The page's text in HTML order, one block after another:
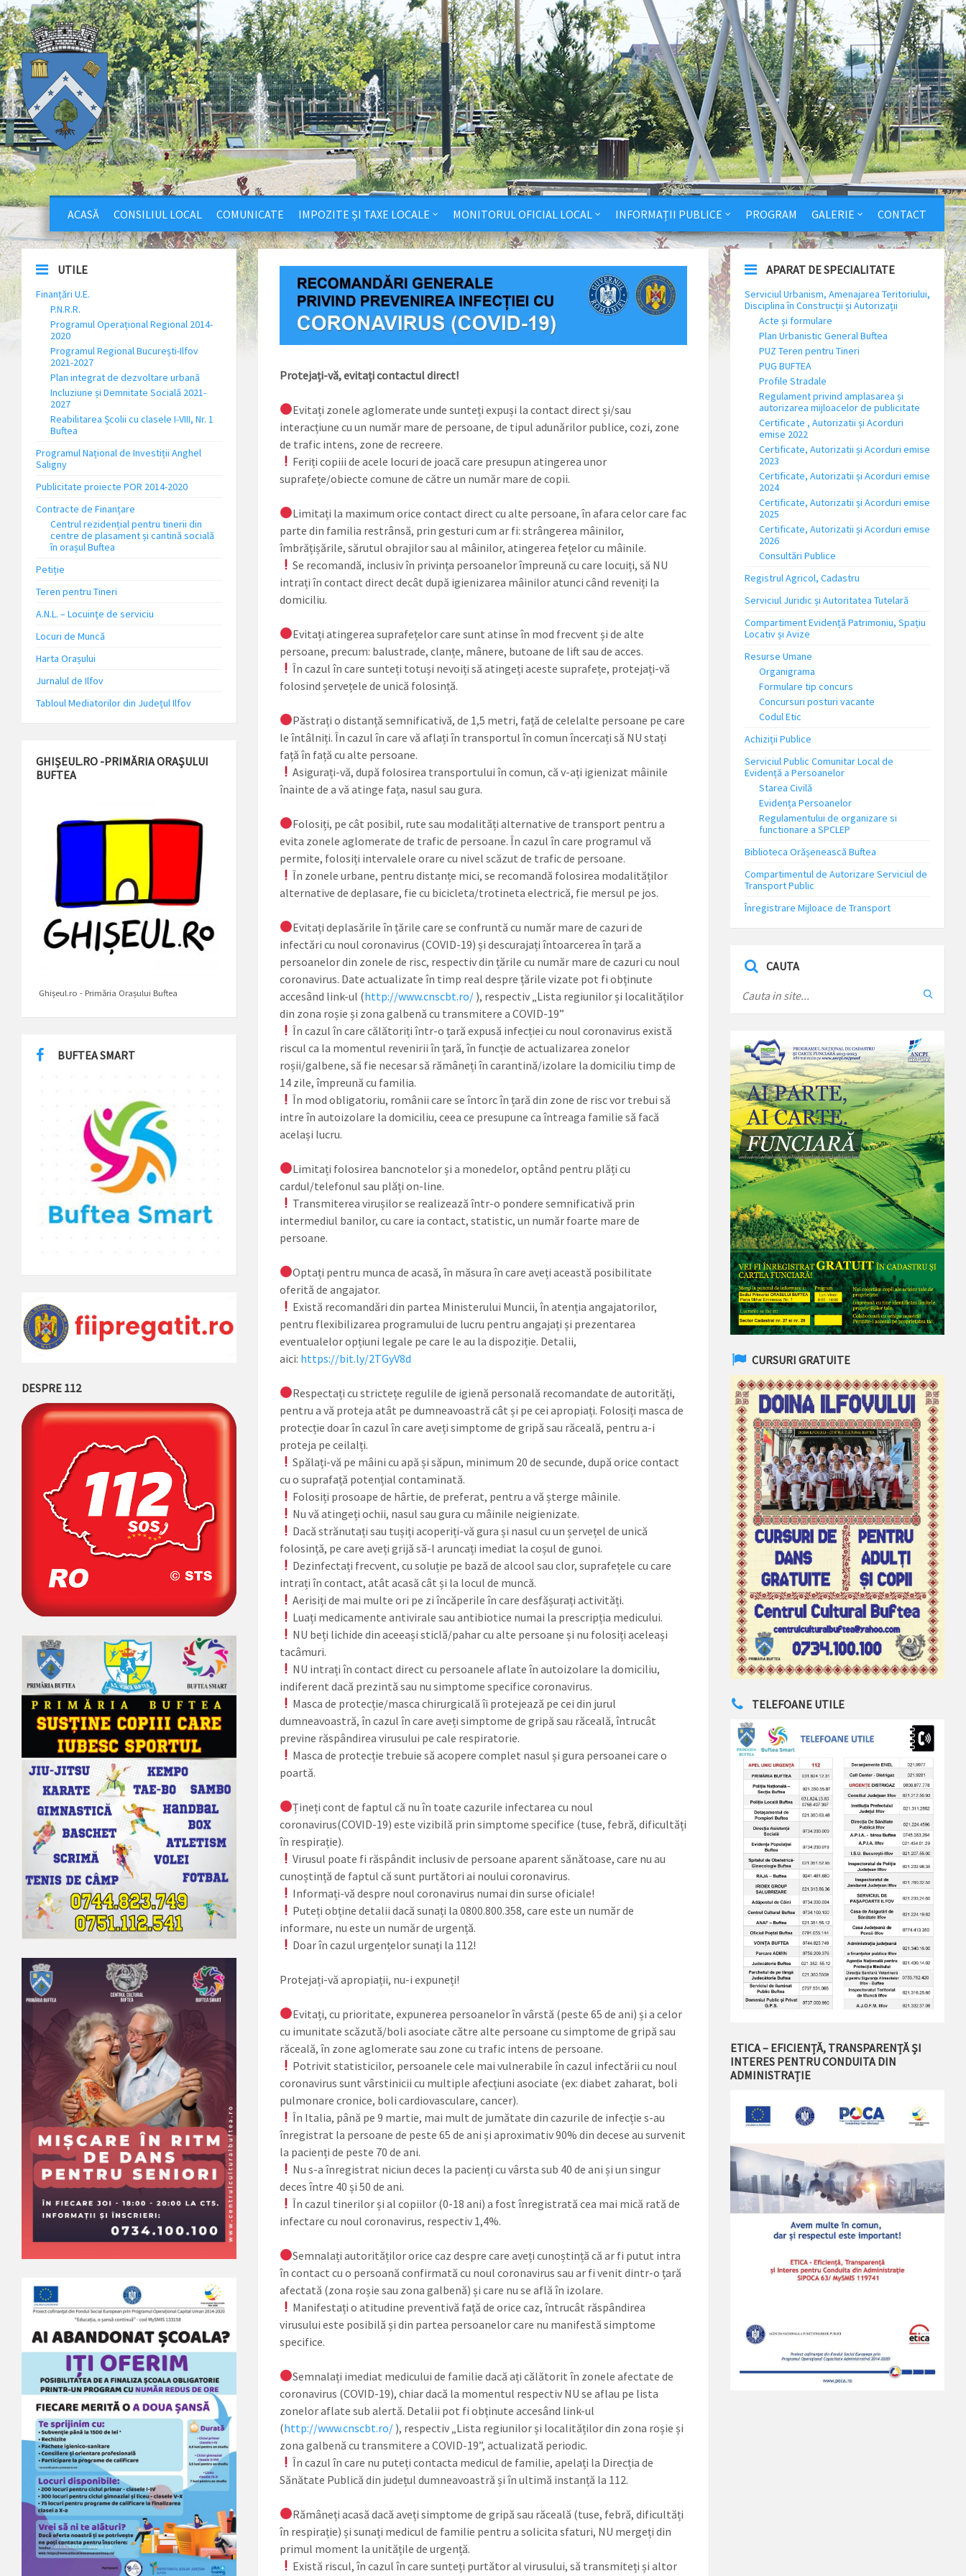
ACASĂ CONSILIUL LOCAL COMUNICATE IMPOZITE ȘI TAXE LOCALE MONITORUL OFICIAL LOCAL INFORMAȚII PUBLICE PROGRAM GALERIE CONTACT
Protejați-vă, evitați contactul direct!
Evitați zonele aglomerate unde sunteți expuși la contact direct și/sau
interacțiune cu un număr mare de persoane, de tipul adunărilor publice, cozi, zone
de trafic intens, zone de recreere.
Feriți copiii de acele locuri de joacă care presupun atingerea unor
suprafețe/obiecte comune de către un număr mare de copii.
Limitați la maximum orice contact direct cu alte persoane, în afara celor care fac
parte din familia restrânsă, prin gesturi cum ar fi: strângerea mâinilor,
îmbrățișările, sărutul obrajilor sau al mâinilor, atingerea fețelor cu mâinile.
Se recomandă, inclusiv în privința persoanelor împreună cu care locuiți, să NU
intrați în contact direct decât după igienizarea mâinilor atunci când reveniți la
domiciliu.
Evitați atingerea suprafețelor care sunt atinse în mod frecvent și de alte
persoane, precum: balustrade, clanțe, mânere, butoane de lift sau de acces.
În cazul în care sunteți totuși nevoiți să atingeți aceste suprafețe, protejați-vă
folosind șervețele de unică folosință.
Păstrați o distanță semnificativă, de 1,5 metri, față de celelalte persoane pe care
le întâlniți. În cazul în care vă aflați în transportul în comun încercați să NU stați
față în față cu alte persoane.
Asigurați-vă, după folosirea transportului în comun, că v-ați igienizat mâinile
înainte de a vă atinge fața, nasul sau gura.
Folosiți, pe cât posibil, rute sau modalități alternative de transport pentru a
evita zonele aglomerate de trafic de persoane. În cazul în care programul vă
permite, folosiți intervalele orare cu nivel scăzut de trafic de persoane.
În zonele urbane, pentru distanțe mici, se recomandă folosirea modalităților
alternative de deplasare, fie cu bicicleta/trotineta electrică, fie mersul pe jos.
Evitați deplasările în țările care se confruntă cu număr mare de cazuri de
infectări cu noul coronavirus (COVID-19) și descurajați întoarcerea în țară a
persoanelor din zonele de risc, respectiv din țările cu număr mare de cazuri cu noul
coronavirus. Date actualizate în timp real despre țările vizate pot fi obținute
accesând link-ul (http://www.cnscbt.ro/), respectiv „Lista regiunilor și localităților
din zona roșie și zona galbenă cu transmitere a COVID-19”
În cazul în care călătoriți într-o țară expusă infecției cu noul coronavirus există
riscul ca la momentul revenirii în țară, în funcție de actualizarea zonelor
roșii/galbene, să fie necesar să rămâneți în carantină/izolare la domiciliu timp de
14 zile, împreună cu familia.
În mod obligatoriu, românii care se întorc în țară din zone de risc vor trebui să
intre în autoizolare la domiciliu, ceea ce presupune ca întreaga familie să facă
același lucru.
Limitați folosirea bancnotelor și a monedelor, optând pentru plăți cu
cardul/telefonul sau plăți on-line.
Transmiterea virușilor se realizează într-o pondere semnificativă prin
intermediul banilor, cu care ia contact, statistic, un număr foarte mare de
persoane.
Optați pentru munca de acasă, în măsura în care aveți această posibilitate
oferită de angajator.
Există recomandări din partea Ministerului Muncii, în atenția angajatorilor,
pentru flexibilizarea programului de lucru pentru angajați și prezentarea
eventualelor opțiuni legale pe care le au la dispoziție. Detalii,
aici: https://bit.ly/2TGyV8d
Respectați cu strictețe regulile de igienă personală recomandate de autorități,
pentru a vă proteja atât pe dumneavoastră cât și pe cei apropiați. Folosiți masca de
protecție doar în cazul în care aveți simptome de gripă sau răceală, pentru a-i
proteja pe ceilalți.
Spălați-vă pe mâini cu apă și săpun, minimum 20 de secunde, după orice contact
cu o suprafață potențial contaminată.
Folosiți prosoape de hârtie, de preferat, pentru a vă șterge mâinile.
Nu vă atingeți ochii, nasul sau gura cu mâinile neigienizate.
Dacă strănutați sau tușiți acoperiți-vă gura și nasul cu un șervețel de unică
folosință, pe care aveți grijă să-l aruncați imediat la coșul de gunoi.
Dezinfectați frecvent, cu soluție pe bază de alcool sau clor, suprafețele cu care
intrați în contact, atât acasă cât și la locul de muncă.
Aerisiți de mai multe ori pe zi încăperile în care desfășurați activități.
Luați medicamente antivirale sau antibiotice numai la prescripția medicului.
NU beți lichide din aceeași sticlă/pahar cu alte persoane și nu folosiți aceleași
tacâmuri.
NU intrați în contact direct cu persoanele aflate în autoizolare la domiciliu,
indiferent dacă prezintă sau nu simptome specifice coronavirus.
Masca de protecție/masca chirurgicală îi protejează pe cei din jurul
dumneavoastră, în cazul în care aveți simptome de gripă sau răceală, întrucât
previne răspândirea virusului pe cale respiratorie.
Masca de protecție trebuie să acopere complet nasul și gura persoanei care o
poartă.
Țineți cont de faptul că nu în toate cazurile infectarea cu noul
coronavirus(COVID-19) este vizibilă prin simptome specifice (tuse, febră, dificultăți
în respirație).
Virusul poate fi răspândit inclusiv de persoane aparent sănătoase, care nu au
cunoștință de faptul că sunt purtători ai noului coronavirus.
Informați-vă despre noul coronavirus numai din surse oficiale!
Puteți obține detalii dacă sunați la 0800.800.358, care este un număr de
informare, nu este un număr de urgență.
Doar în cazul urgențelor sunați la 112!
Protejați-vă apropiații, nu-i expuneți!
Evitați, cu prioritate, expunerea persoanelor în vârstă (peste 65 de ani) și a celor
cu imunitate scăzută/boli asociate către alte persoane cu simptome de gripă sau
răceală, în zone aglomerate sau zone cu trafic intens de persoane.
Potrivit statisticilor, persoanele cele mai vulnerabile în cazul infectării cu noul
coronavirus sunt vârstinicii cu multiple afecțiuni asociate (ex: diabet zaharat, boli
pulmonare cronice, boli cardiovasculare, cancer).
În Italia, până pe 9 martie, mai mult de jumătate din cazurile de infecție s-au
înregistrat la persoane de peste 65 de ani și aproximativ 90% din decese au survenit
la pacienți de peste 70 de ani.
Nu s-a înregistrat niciun deces la pacienți cu vârsta sub 40 de ani și un singur
deces între 40 și 50 de ani.
În cazul tinerilor și al copiilor (0-18 ani) a fost înregistrată cea mai mică rată de
infectare cu noul coronavirus, respectiv 1,4%.
Semnalați autorităților orice caz despre care aveți cunoștință că ar fi putut intra
în contact cu o persoană confirmată cu noul coronavirus sau ar fi venit dintr-o țară
afectată (zona roșie sau zona galbenă) și care nu se află în izolare.
Manifestați o atitudine preventivă față de orice caz, întrucât răspândirea
virusului este posibilă și din partea persoanelor care nu manifestă simptome
specifice.
Semnalați imediat medicului de familie dacă ați călătorit în zonele afectate de
coronavirus (COVID-19), chiar dacă la momentul respectiv NU se aflau pe lista
zonelor aflate sub alertă. Detalii pot fi obținute accesând link-ul
(http://www.cnscbt.ro/), respectiv „Lista regiunilor și localităților din zona roșie și
zona galbenă cu transmitere a COVID-19”, actualizată periodic.
În cazul în care nu puteți contacta medicul de familie, apelați la Direcția de
Sănătate Publică din județul dumneavoastră și în ultimă instanță la 112.
Rămâneți acasă dacă aveți simptome de gripă sau răceală (tuse, febră, dificultăți
în respirație) și sunați medicul de familie pentru a solicita sfaturi, NU mergeți din
primul moment la unitățile de urgență.
Există riscul, în cazul în care sunteți purtător al virusului, să transmiteți și altor
UTILE
Finanțări U.E.
P.N.R.R.
Programul Operațional Regional 2014-
2020
Programul Regional București-Ilfov
2021-2027
Plan integrat de dezvoltare urbană
Incluziune și Demnitate Socială 2021-
2027
Reabilitarea Școlii cu clasele I-VIII, Nr. 1
Buftea
Programul Național de Investiții Anghel
Saligny
Publicitate proiecte POR 2014-2020
Contracte de Finanțare
Centrul rezidențial pentru tinerii din
centre de plasament și cantină socială
în orașul Buftea
Petiție
Teren pentru Tineri
A.N.L. – Locuinţe de serviciu
Locuri de Muncă
Harta Orașului
Jurnalul de Ilfov
Tabloul Mediatorilor din Județul Ilfov
GHIȘEUL.RO -PRIMĂRIA ORAȘULUI
BUFTEA
Ghișeul.ro - Primăria Orașului Buftea
BUFTEA SMART
DESPRE 112
APARAT DE SPECIALITATE
Serviciul Urbanism, Amenajarea Teritoriului,
Disciplina în Construcții și Autorizații
Acte și formulare
Plan Urbanistic General Buftea
PUZ Teren pentru Tineri
PUG BUFTEA
Profile Stradale
Regulament privind amplasarea și
autorizarea mijloacelor de publicitate
Certificate , Autorizatii și Acorduri
emise 2022
Certificate, Autorizatii și Acorduri emise
2023
Certificate, Autorizatii și Acorduri emise
2024
Certificate, Autorizatii și Acorduri emise
2025
Certificate, Autorizatii și Acorduri emise
2026
Consultări Publice
Registrul Agricol, Cadastru
Serviciul Juridic și Autoritatea Tutelară
Compartiment Evidență Patrimoniu, Spațiu
Locativ și Avize
Resurse Umane
Organigrama
Formulare tip concurs
Concursuri posturi vacante
Codul Etic
Achiziții Publice
Serviciul Public Comunitar Local de
Evidență a Persoanelor
Starea Civilă
Evidența Persoanelor
Regulamentului de organizare si
functionare a SPCLEP
Biblioteca Orășenească Buftea
Compartimentul de Autorizare Serviciul de
Transport Public
Înregistrare Mijloace de Transport
CAUTA
CURSURI GRATUITE
TELEFOANE UTILE
ETICA – EFICIENȚĂ, TRANSPARENȚĂ ȘI
INTERES PENTRU CONDUITA DIN
ADMINISTRAȚIE